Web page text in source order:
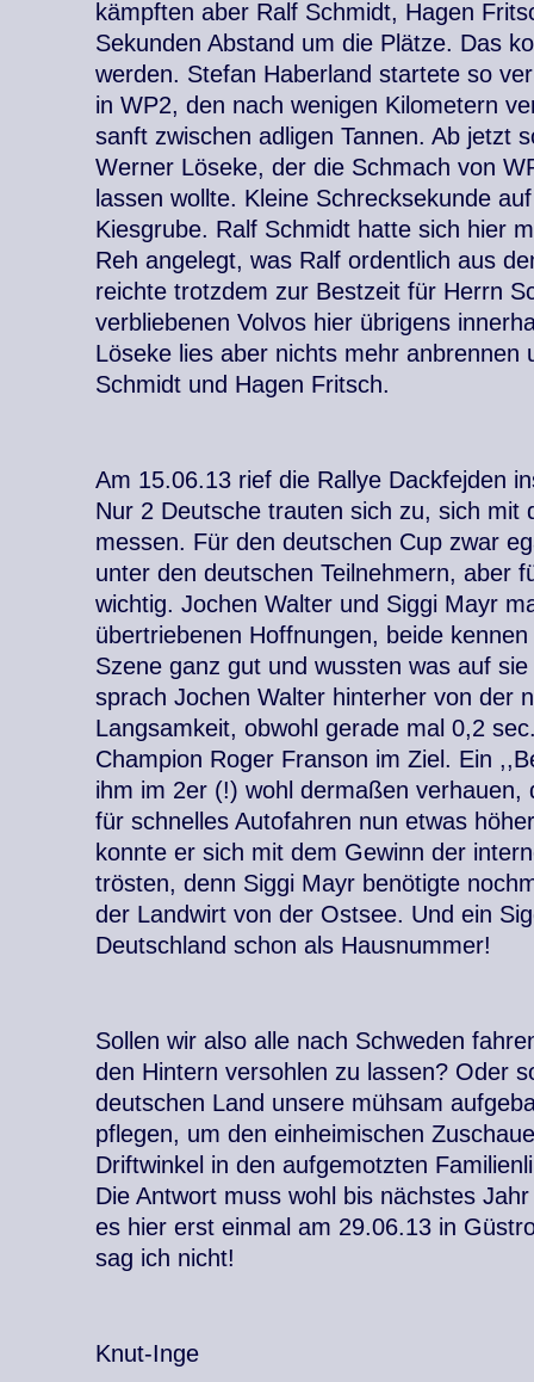
kämpften aber Ralf Schmidt, Hagen
Sekunden Abstand um die Plätze. Das
werden. Stefan Haberland startete so
in WP2, den nach wenigen Kilometern
sanft zwischen adligen Tannen. Ab jetzt
Werner Löseke, der die Schmach von
lassen wollte. Kleine Schrecksekunde
Kiesgrube. Ralf Schmidt hatte sich hier
Reh angelegt, was Ralf ordentlich aus
reichte trotzdem zur Bestzeit für Herrn
verbliebenen Volvos hier übrigens
Löseke lies aber nichts mehr anbrennen
Schmidt und Hagen Fritsch.
Am 15.06.13 rief die Rallye Dackfejden
Nur 2 Deutsche trauten sich zu, sich mit
messen. Für den deutschen Cup zwar
unter den deutschen Teilnehmern, aber
wichtig. Jochen Walter und Siggi Mayr
übertriebenen Hoffnungen, beide
Szene ganz gut und wussten was auf
sprach Jochen Walter hinterher von der
Langsamkeit, obwohl gerade mal 0,2
Champion Roger Franson im Ziel. Ein
ihm im 2er (!) wohl dermaßen verhauen,
für schnelles Autofahren nun etwas
konnte er sich mit dem Gewinn der
trösten, denn Siggi Mayr benötigte
der Landwirt von der Ostsee. Und ein
Deutschland schon als Hausnummer!
Sollen wir also alle nach Schweden
den Hintern versohlen zu lassen? Oder
deutschen Land unsere mühsam
pflegen, um den einheimischen
Driftwinkel in den aufgemotzten
Die Antwort muss wohl bis nächstes
es hier erst einmal am 29.06.13 in
sag ich nicht!
Knut-Inge